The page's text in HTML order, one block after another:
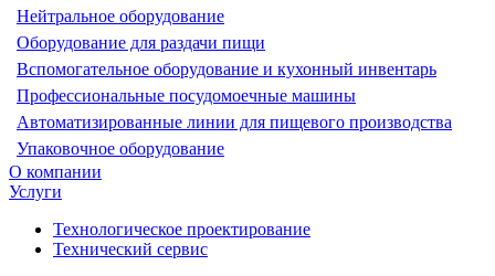
Нейтральное оборудование
Оборудование для раздачи пищи
Вспомогательное оборудование и кухонный инвентарь
Профессиональные посудомоечные машины
Автоматизированные линии для пищевого производства
Упаковочное оборудование
О компании
Услуги
Технологическое проектирование
Технический сервис